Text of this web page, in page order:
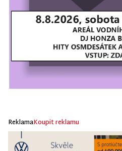
ReklamaKoupit reklamu